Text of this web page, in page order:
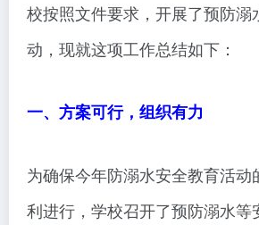
校按照文件要求，开展了预防溺
动，现就这项工作总结如下：
一、方案可行，组织有力
为确保今年防溺水安全教育活动
利进行，学校召开了预防溺水等